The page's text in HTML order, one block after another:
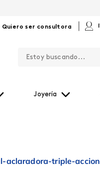
Quiero ser consultora
Joyería
aclaradora-triple-accion